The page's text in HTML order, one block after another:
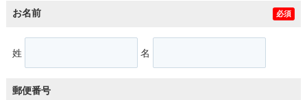
お名前 必須
姓 名
郵便番号